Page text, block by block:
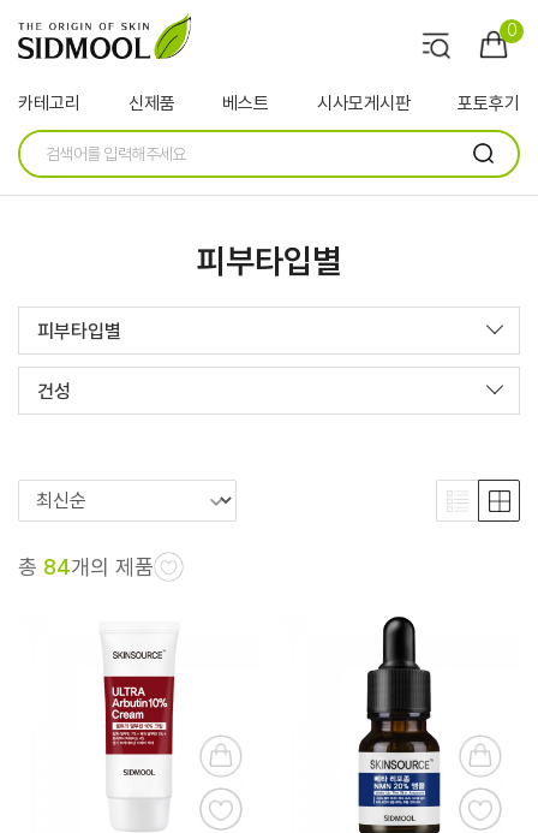
0
카테고리 신제품 베스트 시사모게시판 포토후기
피부타입별
피부타입별
건성
총 84개의 제품